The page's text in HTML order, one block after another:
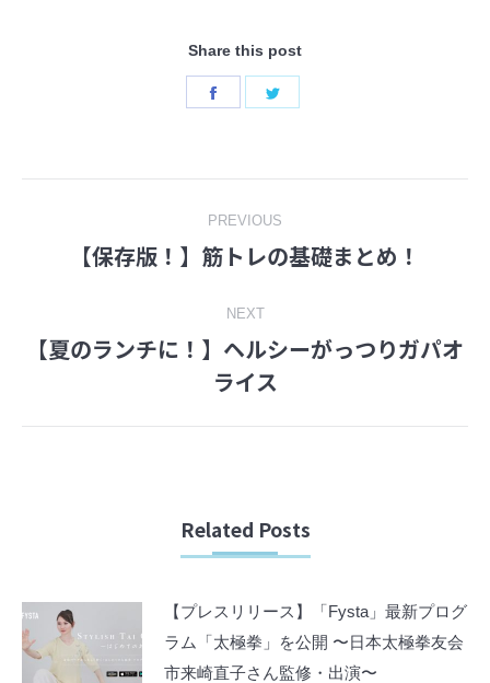
Share this post
Share
navigation
PREVIOUS
Previous
【保存版！】筋トレの基礎まとめ！
NEXT
Next
post:
【夏のランチに！】ヘルシーがっつりガパオ
ライス
Related Posts
【プレスリリース】「Fysta」最新プログ
ラム「太極拳」を公開 〜日本太極拳友会
市来崎直子さん監修・出演〜